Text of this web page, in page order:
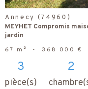
Annecy (74960)
MEYHET Compromis
jardin
67 m² - 368 000 €
3
pièce(s)
2